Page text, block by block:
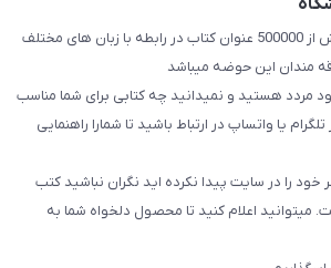
فروشگاه یاس کتاب با بیش از 500000 عنوان کتاب در رابطه با زبان های مختلف
مندان این حوضه میباشد
مردد هستید و نمیدانید چه کتابی برای شما مناسب
یا واتساپ در ارتباط باشید تا شما‌را راهنمایی
خود را در سایت پیدا نکرده اید نگران نباشید کتب
میتوانید اعلام کنید تا محصول دلخواه شما به